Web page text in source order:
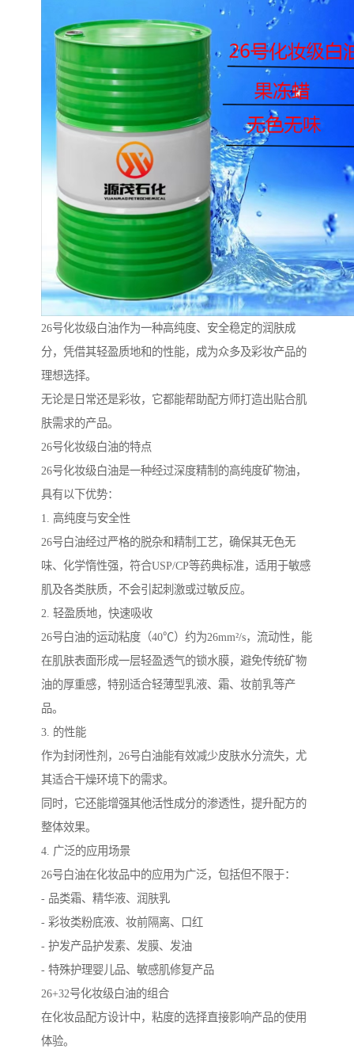
26号化妆级白油作为一种高纯度、安全稳定的润肤成
分，凭借其轻盈质地和的性能，成为众多及彩妆产品的
理想选择。
无论是日常还是彩妆，它都能帮助配方师打造出贴合肌
肤需求的产品。
26号化妆级白油的特点
26号化妆级白油是一种经过深度精制的高纯度矿物油，
具有以下优势：
1. 高纯度与安全性
26号白油经过严格的脱杂和精制工艺，确保其无色无
味、化学惰性强，符合USP/CP等药典标准，适用于敏感
肌及各类肤质，不会引起刺激或过敏反应。
2. 轻盈质地，快速吸收
26号白油的运动粘度（40℃）约为26mm²/s，流动性，能
在肌肤表面形成一层轻盈透气的锁水膜，避免传统矿物
油的厚重感，特别适合轻薄型乳液、霜、妆前乳等产
品。
3. 的性能
作为封闭性剂，26号白油能有效减少皮肤水分流失，尤
其适合干燥环境下的需求。
同时，它还能增强其他活性成分的渗透性，提升配方的
整体效果。
4. 广泛的应用场景
26号白油在化妆品中的应用为广泛，包括但不限于：
- 品类霜、精华液、润肤乳
- 彩妆类粉底液、妆前隔离、口红
- 护发产品护发素、发膜、发油
- 特殊护理婴儿品、敏感肌修复产品
26+32号化妆级白油的组合
在化妆品配方设计中，粘度的选择直接影响产品的使用
体验。